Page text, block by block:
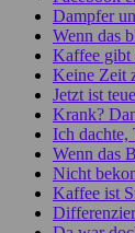
Dampfer
Wenn das
Kaffee gibt
Keine Zeit
Jetzt ist
Krank?
Ich dachte,
Wenn das
Nicht
Kaffee ist